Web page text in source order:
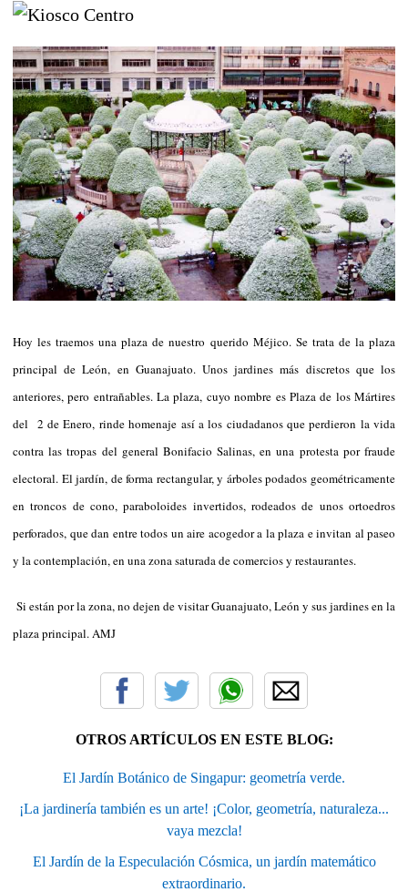
Hoy les traemos una plaza de nuestro querido Méjico. Se trata de la plaza
principal de León, en Guanajuato. Unos jardines más discretos que los
anteriores, pero entrañables. La plaza, cuyo nombre es Plaza de los Mártires
del 2 de Enero, rinde homenaje así a los ciudadanos que perdieron la vida
contra las tropas del general Bonifacio Salinas, en una protesta por fraude
electoral. El jardín, de forma rectangular, y árboles podados geométricamente
en troncos de cono, paraboloides invertidos, rodeados de unos ortoedros
perforados, que dan entre todos un aire acogedor a la plaza e invitan al paseo
y la contemplación, en una zona saturada de comercios y restaurantes.
Si están por la zona, no dejen de visitar Guanajuato, León y sus jardines en la
plaza principal. AMJ
OTROS ARTÍCULOS EN ESTE BLOG:
El Jardín Botánico de Singapur: geometría verde.
¡La jardinería también es un arte! ¡Color, geometría, naturaleza...
vaya mezcla!
El Jardín de la Especulación Cósmica, un jardín matemático
extraordinario.